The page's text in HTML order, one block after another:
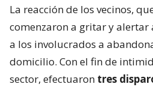
La reacción de los vecinos,
comenzaron a gritar y alertar
a los involucrados a
domicilio. Con el fin de
sector, efectuaron tres